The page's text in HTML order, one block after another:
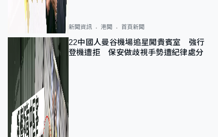
新聞資訊 港聞 首頁新聞
22中國人曼谷機場追星闖貴賓室 強行
登機遭拒 保安做歧視手勢遭紀律處分